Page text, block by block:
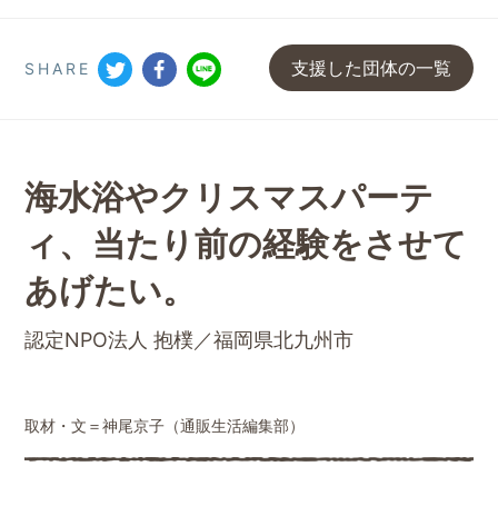
SHARE 支援した団体の一覧
海水浴やクリスマスパーテ
ィ、 当たり前の経験をさせて
あげたい。
認定NPO法人 抱樸／福岡県北九州市
取材・文＝神尾京子（通販生活編集部）